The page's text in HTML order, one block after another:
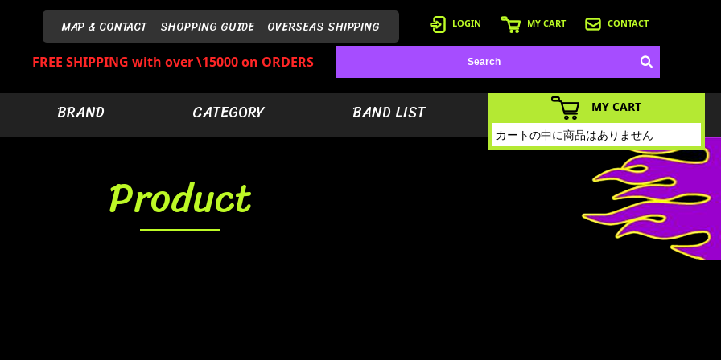
MAP & CONTACT SHOPPING GUIDE OVERSEAS SHIPPING LOGIN MY CART CONTACT
FREE SHIPPING with over \15000 on ORDERS
BRAND CATEGORY BAND LIST
Product
MY CART
カートの中に商品はありません